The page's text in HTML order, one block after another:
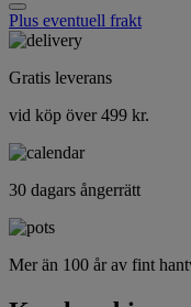
Plus eventuell frakt
Gratis leverans
vid köp över 499 kr.
30 dagars ångerrätt
Mer än 100 år av fint